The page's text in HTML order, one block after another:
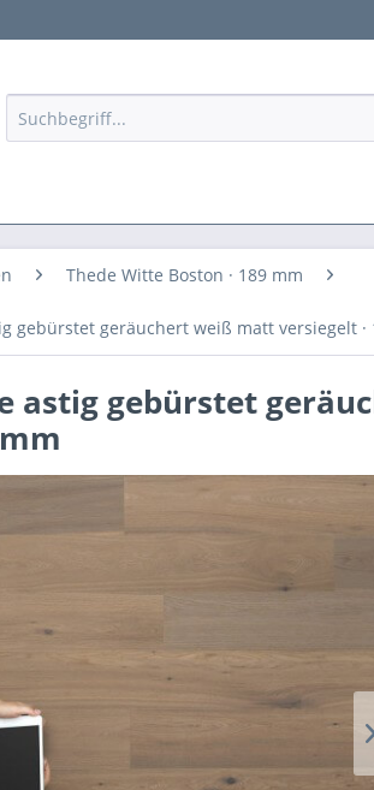
Thede Witte Boston · 189 mm
gebürstet geräuchert weiß matt versiegelt ·
astig gebürstet